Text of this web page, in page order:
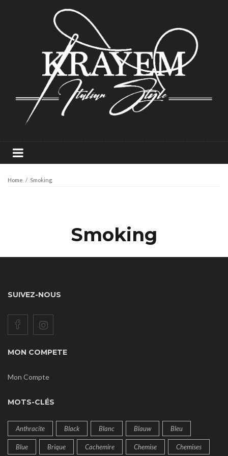
Home / Smoking
Smoking
SUIVEZ-NOUS
MON COMPETE
Mon Compte
MOTS-CLÉS
Anthracite Black Blanc Blauw Bleu
Blue Brique Cachemire Chemise Chemises